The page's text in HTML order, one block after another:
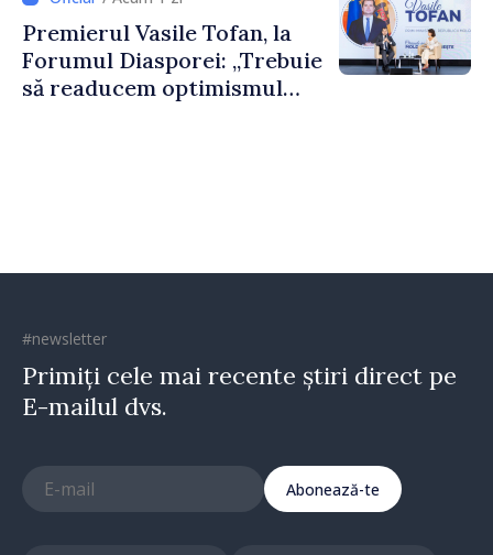
construi comunități mai
puternice”
Premierul Vasile Tofan, la
Forumul Diasporei: „Trebuie
să readucem optimismul
#newsletter
Primiți cele mai recente știri direct pe
E-mailul dvs.
Abonează-te